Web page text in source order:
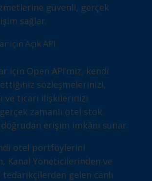
güvenli, gerçek
sağlar.
için Açık API
için Open API’miz, kendi
sözleşmelerinizi,
ve ticari ilişkilerinizi
zamanlı otel stok
erişim imkânı sunar.
otel portföylerini
Kanal Yöneticilerinden ve
tedarikçilerden gelen canlı